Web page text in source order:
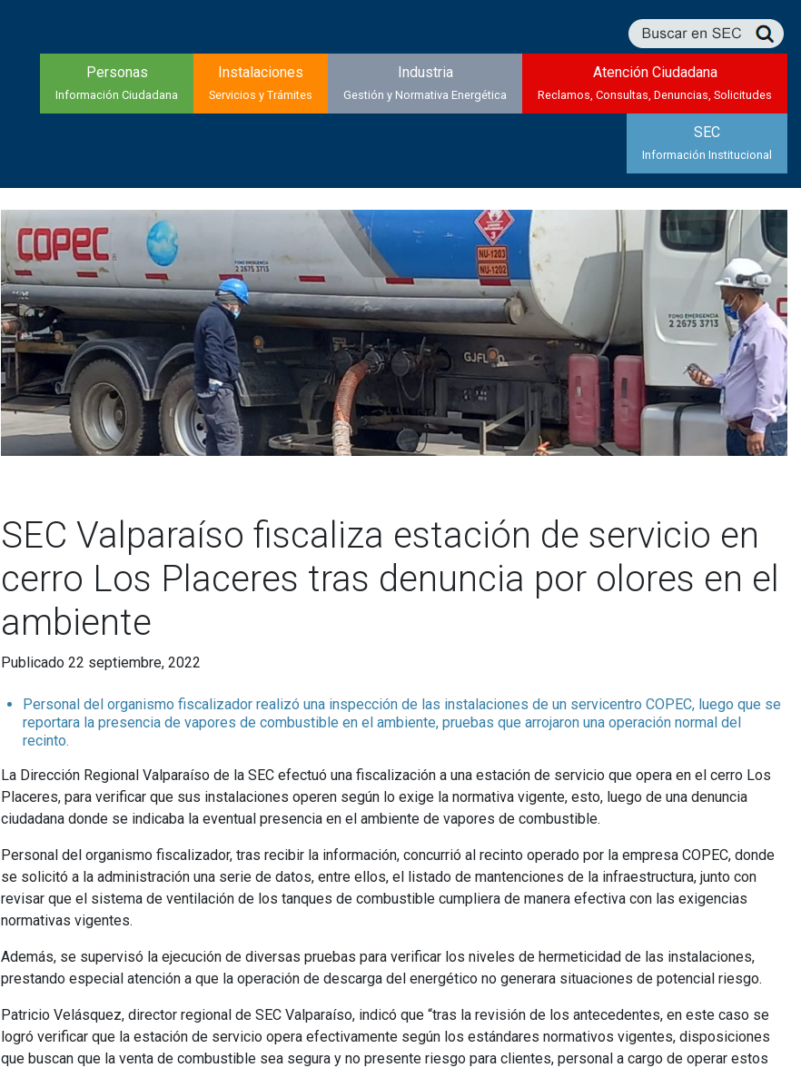
Personas
Información Ciudadana
Instalaciones
Servicios y Trámites
Industria
Gestión y Normativa Energética
Atención Ciudadana
Reclamos, Consultas, Denuncias, Solicitudes
SEC
Información Institucional
SEC Valparaíso fiscaliza estación de servicio en
cerro Los Placeres tras denuncia por olores en el
ambiente
Publicado 22 septiembre, 2022
Personal del organismo fiscalizador realizó una inspección de las instalaciones de un servicentro COPEC, luego que se
reportara la presencia de vapores de combustible en el ambiente, pruebas que arrojaron una operación normal del
recinto.
La Dirección Regional Valparaíso de la SEC efectuó una fiscalización a una estación de servicio que opera en el cerro Los
Placeres, para verificar que sus instalaciones operen según lo exige la normativa vigente, esto, luego de una denuncia
ciudadana donde se indicaba la eventual presencia en el ambiente de vapores de combustible.
Personal del organismo fiscalizador, tras recibir la información, concurrió al recinto operado por la empresa COPEC, donde
se solicitó a la administración una serie de datos, entre ellos, el listado de mantenciones de la infraestructura, junto con
revisar que el sistema de ventilación de los tanques de combustible cumpliera de manera efectiva con las exigencias
normativas vigentes.
Además, se supervisó la ejecución de diversas pruebas para verificar los niveles de hermeticidad de las instalaciones,
prestando especial atención a que la operación de descarga del energético no generara situaciones de potencial riesgo.
Patricio Velásquez, director regional de SEC Valparaíso, indicó que “tras la revisión de los antecedentes, en este caso se
logró verificar que la estación de servicio opera efectivamente según los estándares normativos vigentes, disposiciones
que buscan que la venta de combustible sea segura y no presente riesgo para clientes, personal a cargo de operar estos